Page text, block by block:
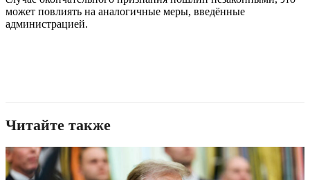
может повлиять на аналогичные меры, введённые
администрацией.
Читайте также